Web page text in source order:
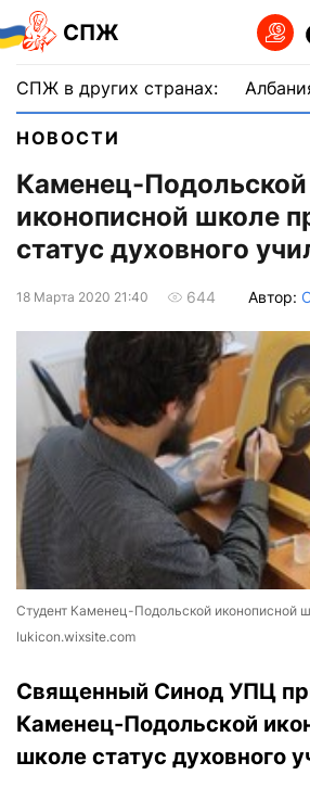
СПЖ
СПЖ в других странах:
НОВОСТИ
Каменец-Подольской
иконописной школе
статус духовного
18 Марта 2020 21:40 644 Автор:
Студент Каменец-Подольской иконописной
lukicon.wixsite.com
Священный Синод УПЦ
Каменец-Подольской
школе статус духовного